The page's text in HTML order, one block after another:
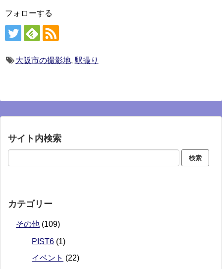
フォローする
大阪市の撮影地, 駅撮り
サイト内検索
カテゴリー
その他 (109)
PIST6 (1)
イベント (22)